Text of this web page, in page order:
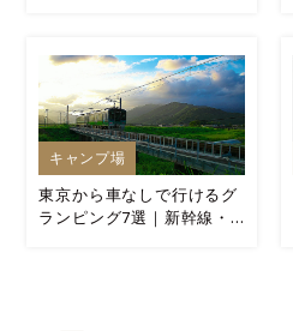
キャンプ場
東京から車なしで行けるグ
ランピング7選｜新幹線・